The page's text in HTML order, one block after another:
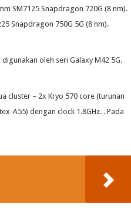
SM7125 Snapdragon 720G (8 nm).
Snapdragon 750G 5G (8 nm).
oleh seri Galaxy M42 5G.
cluster – 2x Kryo 570 core (turunan
A55) dengan clock 1.8GHz. . Pada